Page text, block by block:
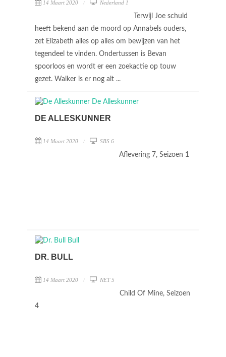
14 Maart 2020 Nederland 1
Terwijl Joe schuld
heeft bekend aan de moord op Annabels ouders,
zet Elizabeth alles op alles om bewijzen van het
tegendeel te vinden. Ondertussen is Bevan
spoorloos en wordt er een zoekactie op touw
gezet. Walker is er nog alt ...
DE ALLESKUNNER
14 Maart 2020 SBS 6
Aflevering 7, Seizoen 1
DR. BULL
14 Maart 2020 NET 5
Child Of Mine, Seizoen
4